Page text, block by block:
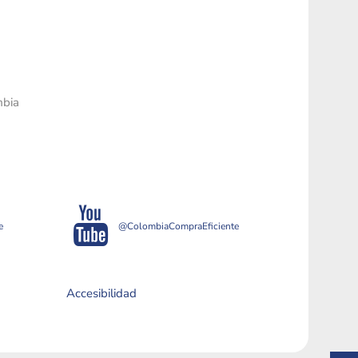
@ColombiaCompraEficiente
Accesibilidad